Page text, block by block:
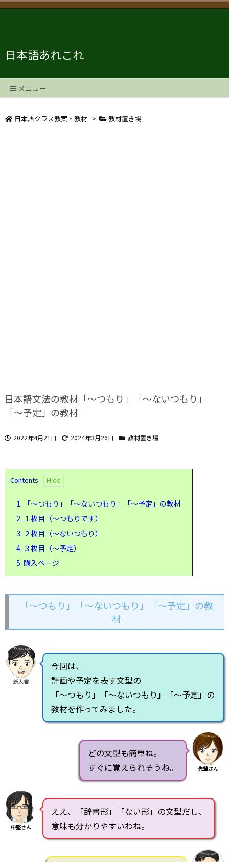
日本語あれこれ
メニュー
日本語クラス教案・教材 > 教材置き場
日本語文法の教材「～つもり」「～ないつもり」
「～予定」の教材
2022年4月21日 2024年3月26日 教材置き場
Contents
1. 「～つもり」「～ないつもり」「～予定」の教材
2. １枚目（～つもりです）
3. ２枚目（～ないつもり）
4. ３枚目（～予定）
5. 購入ページ
「～つもり」「～ないつもり」「～予定」の教
材
新人君
今回は、
計画や予定を表す文型の
「～つもり」「～ないつもり」「～予定」の
教材を作ってみました。
どの文型も簡単ね。
すぐに覚えられそうね。
先輩さん
中堅さん
ええ、「辞書形」「ない形」の文型だし、
意味も分かりやすいわね。